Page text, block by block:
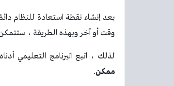
يعد إنشاء نقطة استعادة للنظام
وقت أو آخر وبهذه الطريقة ،
لذلك ، اتبع البرنامج التعليمي
ممكن.